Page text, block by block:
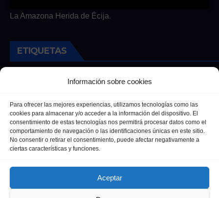
Información sobre cookies
Para ofrecer las mejores experiencias, utilizamos tecnologías como las
cookies para almacenar y/o acceder a la información del dispositivo. El
consentimiento de estas tecnologías nos permitirá procesar datos como el
comportamiento de navegación o las identificaciones únicas en este sitio.
No consentir o retirar el consentimiento, puede afectar negativamente a
ciertas características y funciones.
Aceptar
La Amazona Herida de Écija.
ETIQUETAS
Andalucía Cultura Deportes